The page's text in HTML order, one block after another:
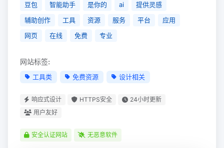
豆包 智能助手 是你的 ai
提供灵感
辅助创作
工具 资源 服务 平台
应用
网页
在线 免费 专业
网站标签:
工具类 免费资源 设计相关
响应式设计 HTTPS安全
24小时更新
用户友好
安全认证网站 无恶意软件